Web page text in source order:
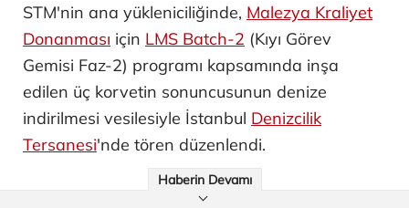
STM'nin ana yükleniciliğinde, Malezya Kraliyet
Donanması için LMS Batch-2 (Kıyı Görev
Gemisi Faz-2) programı kapsamında inşa
edilen üç korvetin sonuncusunun denize
indirilmesi vesilesiyle İstanbul Denizcilik
Tersanesi'nde tören düzenlendi.
Haberin Devamı